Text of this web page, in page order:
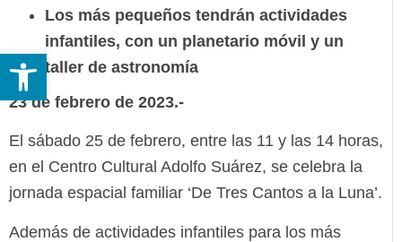
Los más pequeños tendrán actividades
infantiles, con un planetario móvil y un
taller de astronomía
23 de febrero de 2023.-
El sábado 25 de febrero, entre las 11 y las 14 horas,
en el Centro Cultural Adolfo Suárez, se celebra la
jornada espacial familiar ‘De Tres Cantos a la Luna’.
Además de actividades infantiles para los más
Abrir barra de herramientas